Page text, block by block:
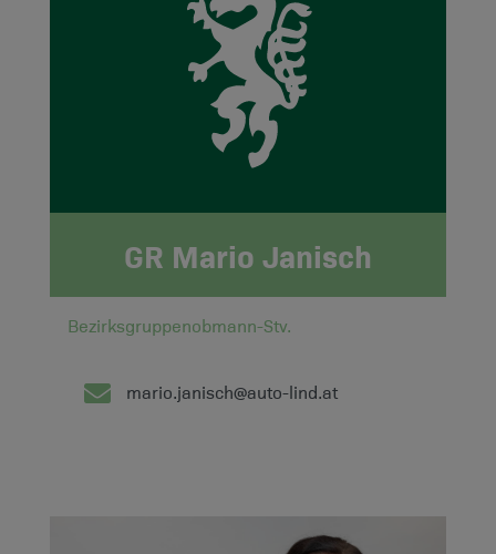
GR Mario Janisch
Bezirksgruppenobmann-Stv.
mario.janisch@auto-lind.at